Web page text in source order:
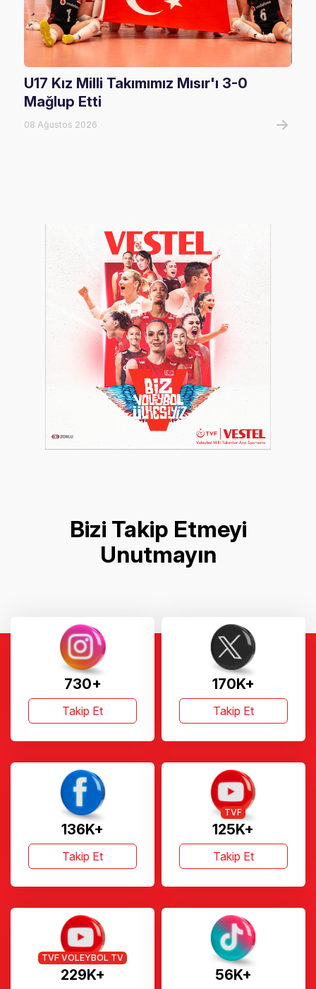
U17 Kız Milli Takımımız Mısır'ı 3-0
Mağlup Etti
08 Ağustos 2026
Bizi Takip Etmeyi
Unutmayın
730+
Takip Et
170K+
Takip Et
136K+
Takip Et
125K+
TVF
Takip Et
229K+
TVF VOLEYBOL TV
56K+